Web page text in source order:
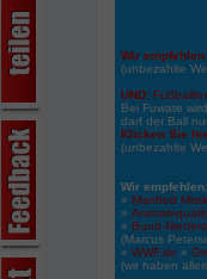
Wir
(unbezahlte
UND:
Bei Fuwate
darf der Ball
Klicken Sie
(unbezahlte
Wir empfehlen:
» Manfred
»
» Bund-
(Marcus
» WWF.de »
(wir haben